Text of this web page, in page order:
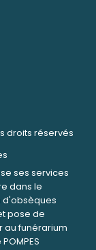
droits réservés
ses services
dans le
d'obsèques
pose de
au funérarium